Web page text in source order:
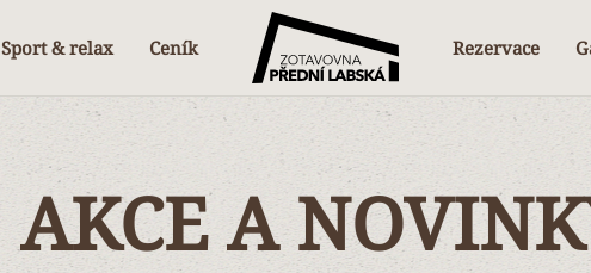
Sport & relax Ceník Rezervace
AKCE A